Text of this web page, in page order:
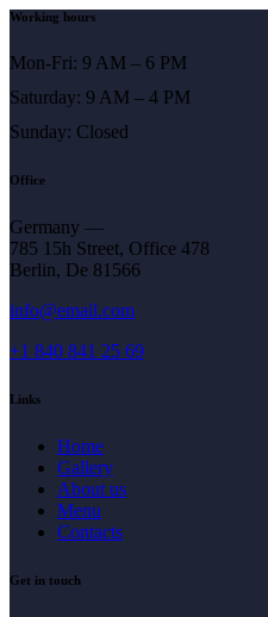
Working hours
Mon-Fri: 9 AM – 6 PM
Saturday: 9 AM – 4 PM
Sunday: Closed
Office
Germany —
785 15h Street, Office 478
Berlin, De 81566
info@email.com
+1 840 841 25 69
Links
Home
Gallery
About us
Menu
Contacts
Get in touch